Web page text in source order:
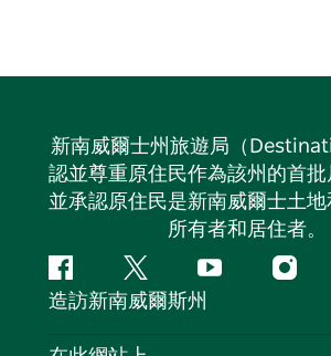
新南威爾士州旅遊局（
認並尊重原住民作為該州的首批
並承認原住民是新南威爾士土
所有者和居住者。
Facebook嘰
嘰
Youtube
造訪新南威爾斯州
聯絡我們